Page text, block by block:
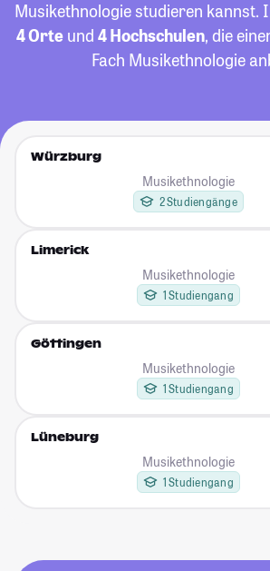
Musikethnologie studieren kannst.
4 Orte und 4 Hochschulen, die
Fach Musikethnologie
Würzburg
Musikethnologie
2 Studiengänge
Limerick
Musikethnologie
1 Studiengang
Göttingen
Musikethnologie
1 Studiengang
Lüneburg
Musikethnologie
1 Studiengang